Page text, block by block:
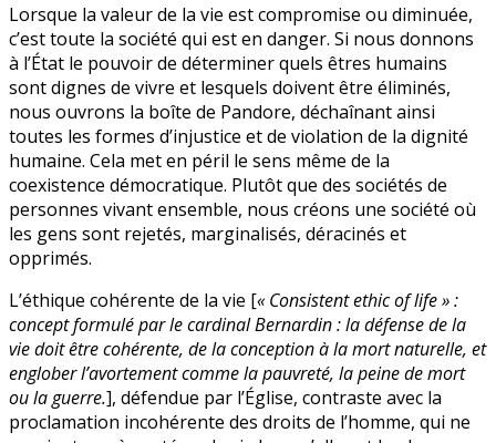
Lorsque la valeur de la vie est compromise ou diminuée,
c’est toute la société qui est en danger. Si nous donnons
à l’État le pouvoir de déterminer quels êtres humains
sont dignes de vivre et lesquels doivent être éliminés,
nous ouvrons la boîte de Pandore, déchaînant ainsi
toutes les formes d’injustice et de violation de la dignité
humaine. Cela met en péril le sens même de la
coexistence démocratique. Plutôt que des sociétés de
personnes vivant ensemble, nous créons une société où
les gens sont rejetés, marginalisés, déracinés et
opprimés.
L’éthique cohérente de la vie [« Consistent ethic of life » :
concept formulé par le cardinal Bernardin : la défense de la
vie doit être cohérente, de la conception à la mort naturelle, et
englober l’avortement comme la pauvreté, la peine de mort
ou la guerre.], défendue par l’Église, contraste avec la
proclamation incohérente des droits de l’homme, qui ne